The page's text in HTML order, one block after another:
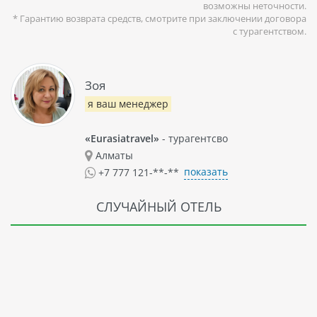
возможны неточности.
* Гарантию возврата средств, смотрите при заключении договора
с турагентством.
Зоя
я ваш менеджер
«Eurasiatravel» - турагентсво
Алматы
+7 777 121-**-** показать
СЛУЧАЙНЫЙ ОТЕЛЬ